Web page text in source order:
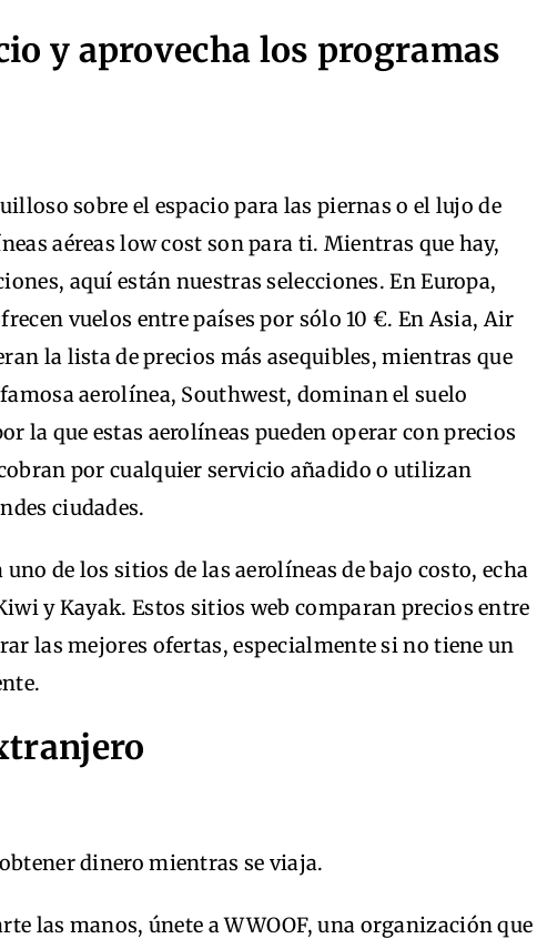
y aprovecha los programas
sobre el espacio para las piernas o el lujo de
aéreas low cost son para ti. Mientras que hay,
aquí están nuestras selecciones. En Europa,
vuelos entre países por sólo 10 €. En Asia, Air
la lista de precios más asequibles, mientras que
aerolínea, Southwest, dominan el suelo
la que estas aerolíneas pueden operar con precios
por cualquier servicio añadido o utilizan
ciudades.
de los sitios de las aerolíneas de bajo costo, echa
y Kayak. Estos sitios web comparan precios entre
las mejores ofertas, especialmente si no tiene un
dinero mientras se viaja.
las manos, únete a WWOOF, una organización que